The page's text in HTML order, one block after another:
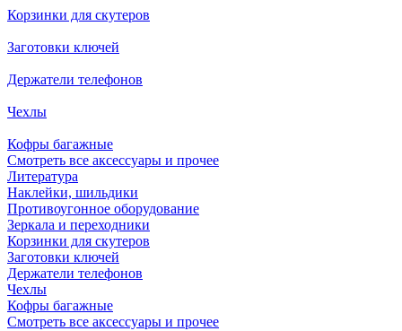
Корзинки для скутеров
Заготовки ключей
Держатели телефонов
Чехлы
Кофры багажные
Смотреть все аксессуары и прочее
Литература
Наклейки, шильдики
Противоугонное оборудование
Зеркала и переходники
Корзинки для скутеров
Заготовки ключей
Держатели телефонов
Чехлы
Кофры багажные
Смотреть все аксессуары и прочее